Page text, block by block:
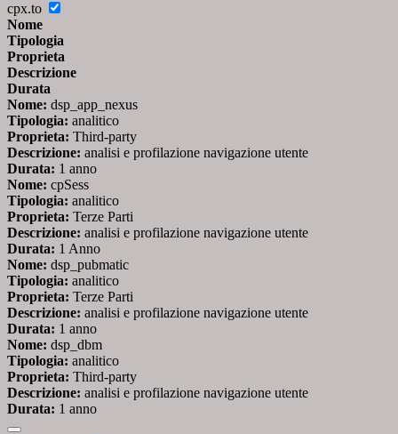
cpx.to
Nome
Tipologia
Proprieta
Descrizione
Durata
Nome: dsp_app_nexus
Tipologia: analitico
Proprieta: Third-party
Descrizione: analisi e profilazione navigazione utente
Durata: 1 anno
Nome: cpSess
Tipologia: analitico
Proprieta: Terze Parti
Descrizione: analisi e profilazione navigazione utente
Durata: 1 Anno
Nome: dsp_pubmatic
Tipologia: analitico
Proprieta: Terze Parti
Descrizione: analisi e profilazione navigazione utente
Durata: 1 anno
Nome: dsp_dbm
Tipologia: analitico
Proprieta: Third-party
Descrizione: analisi e profilazione navigazione utente
Durata: 1 anno